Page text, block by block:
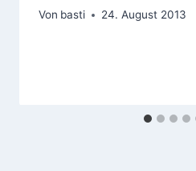
Von basti 24. August 2013